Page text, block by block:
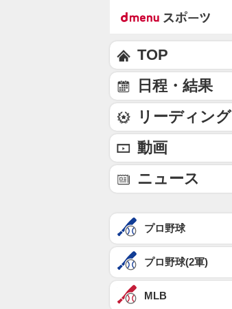
TOP
日程・結果
リーディング
動画
ニュース
プロ野球
プロ野球(2軍)
MLB